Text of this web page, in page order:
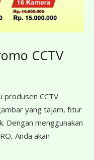
CCTV
produsen CCTV
yang tajam, fitur
Dengan menggunakan
Anda akan